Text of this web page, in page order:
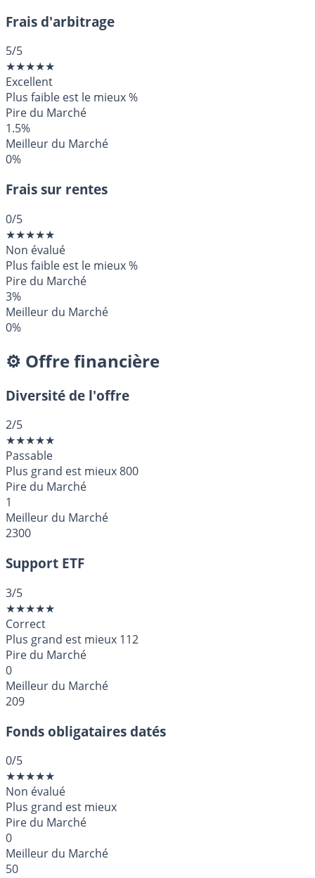
Frais d'arbitrage
5/5
★★★★★
Excellent
Plus faible est le mieux%
Pire du Marché
1.5%
Meilleur du Marché
0%
Frais sur rentes
0/5
★★★★★
Non évalué
Plus faible est le mieux%
Pire du Marché
3%
Meilleur du Marché
0%
⚙️ Offre financière
Diversité de l'offre
2/5
★★★★★
Passable
Plus grand est mieux800
Pire du Marché
1
Meilleur du Marché
2300
Support ETF
3/5
★★★★★
Correct
Plus grand est mieux 112
Pire du Marché
0
Meilleur du Marché
209
Fonds obligataires datés
0/5
★★★★★
Non évalué
Plus grand est mieux
Pire du Marché
0
Meilleur du Marché
50